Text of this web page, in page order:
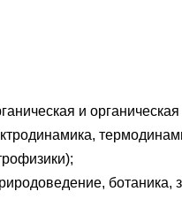
и
ботаника,